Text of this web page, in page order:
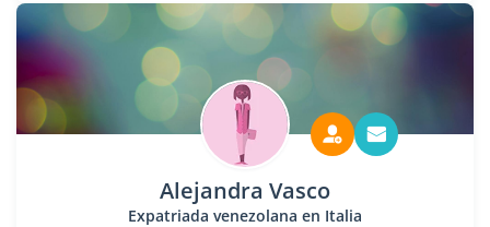
Alejandra Vasco
Expatriada venezolana en Italia